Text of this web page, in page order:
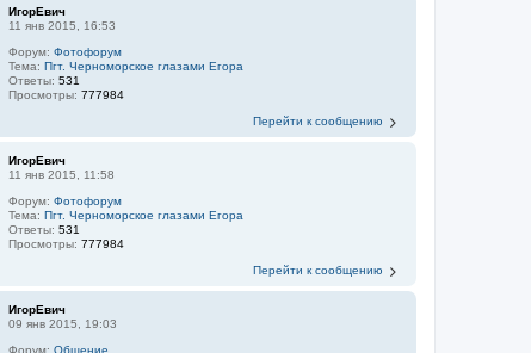
ИгорЕвич
11 янв 2015, 16:53
Форум:Фотофорум
Тема:Пгт. Черноморское глазами Егора
Ответы:531
Просмотры:777984
Перейти к сообщению
ИгорЕвич
11 янв 2015, 11:58
Форум:Фотофорум
Тема:Пгт. Черноморское глазами Егора
Ответы:531
Просмотры:777984
Перейти к сообщению
ИгорЕвич
09 янв 2015, 19:03
Форум:Общение